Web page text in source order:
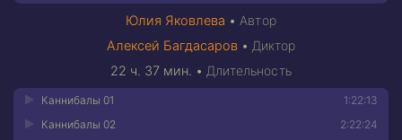
Юлия Яковлева • Автор
Алексей Багдасаров • Диктор
22 ч. 37 мин. • Длительность
1:22:13
Каннибалы 01
2:22:24
Каннибалы 02